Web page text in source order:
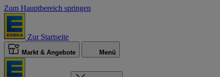
Zum Hauptbereich springen
Zur Startseite
Markt & Angebote Menü